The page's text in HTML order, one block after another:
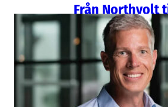
Från Northvolt
Rekrytering/Bemanning
Danir
Fredrik Hedlund
Först byggde han upp
återstoden av det
Sedan var han
Northvolts